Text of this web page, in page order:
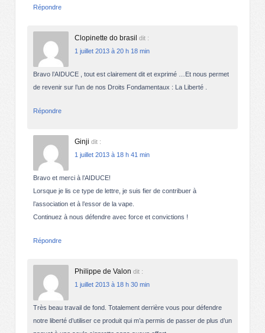
Répondre
Clopinette do brasil dit :
1 juillet 2013 à 20 h 18 min
Bravo l’AIDUCE , tout est clairement dit et exprimé …Et nous permet
de revenir sur l’un de nos Droits Fondamentaux : La Liberté .
Répondre
Ginji dit :
1 juillet 2013 à 18 h 41 min
Bravo et merci à l’AIDUCE!
Lorsque je lis ce type de lettre, je suis fier de contribuer à
l’association et à l’essor de la vape.
Continuez à nous défendre avec force et convictions !
Répondre
Philippe de Valon dit :
1 juillet 2013 à 18 h 30 min
Très beau travail de fond. Totalement derrière vous pour défendre
notre liberté d’utiliser ce produit qui m’a permis de passer de plus d’un